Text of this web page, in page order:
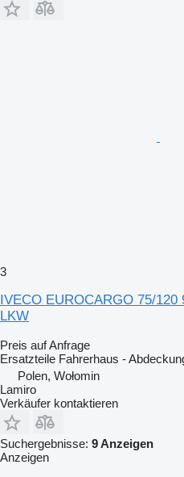
3
IVECO EUROCARGO 75/
LKW
Preis auf Anfrage
Ersatzteile Fahrerhaus -
Polen, Wołomin
Lamiro
Verkäufer kontaktieren
Suchergebnisse: 9 Anzeigen
Anzeigen